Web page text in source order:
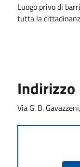
Luogo privo di
tutta la
Indirizzo
Via G. B.